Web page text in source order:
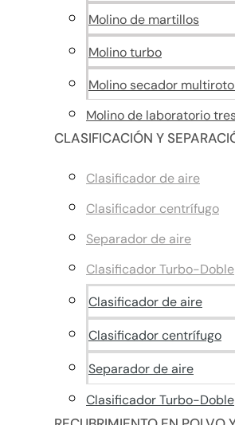
Molino de martillos
Molino turbo
Molino secador
Molino de laboratorio
CLASIFICACIÓN Y
Clasificador de aire
Clasificador centrífugo
Separador de aire
Clasificador Turbo-Doble
Clasificador de aire
Clasificador centrífugo
Separador de aire
Clasificador Turbo-Doble